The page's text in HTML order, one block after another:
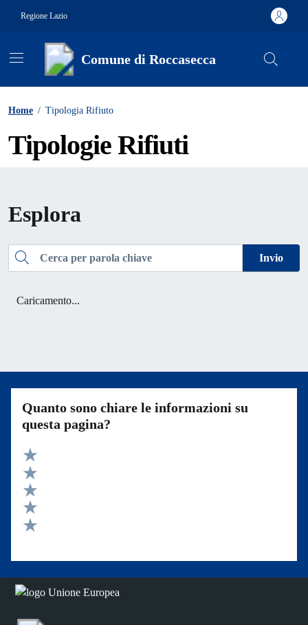
Regione Lazio
Comune di Roccasecca
Home / Tipologia Rifiuto
Tipologie Rifiuti
Esplora
Cerca Invio
Caricamento...
Quanto sono chiare le informazioni su
questa pagina?
Valuta 5 stelle su 5
Valuta 4 stelle su 5
Valuta 3 stelle su 5
Valuta 2 stelle su 5